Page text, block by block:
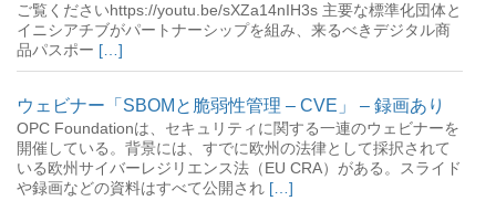
ご覧くださいhttps://youtu.be/sXZa14nIH3s 主要な標準化団体と
イニシアチブがパートナーシップを組み、来るべきデジタル商
品パスポー […]
ウェビナー「SBOMと脆弱性管理 – CVE」 – 録画あり
OPC Foundationは、セキュリティに関する一連のウェビナーを
開催している。背景には、すでに欧州の法律として採択されて
いる欧州サイバーレジリエンス法（EU CRA）がある。スライド
や録画などの資料はすべて公開され […]